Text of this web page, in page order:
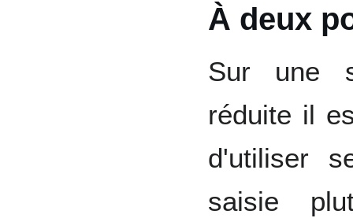
À deux
Sur une
réduite il
d'utiliser
saisie